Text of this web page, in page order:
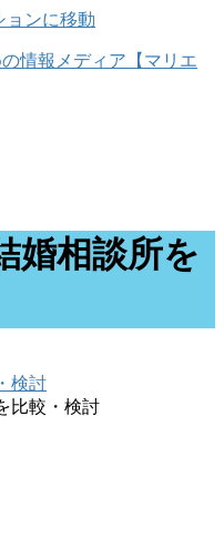
ョンに移動
婚相談所を
検討
比較・検討